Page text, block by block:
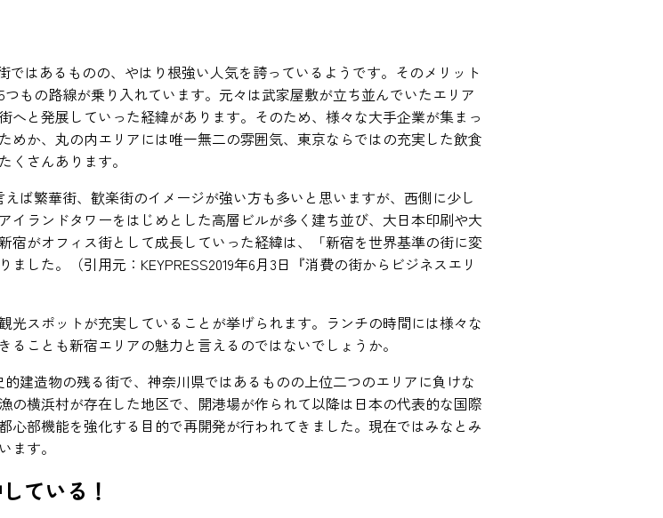
はあるものの、やはり根強い人気を誇っているようです。そのメリット
もの路線が乗り入れています。元々は武家屋敷が立ち並んでいたエリア
と発展していった経緯があります。そのため、様々な大手企業が集まっ
めか、丸の内エリアには唯一無二の雰囲気、東京ならではの充実した飲食
さんあります。
ば繁華街、歓楽街のイメージが強い方も多いと思いますが、西側に少し
ランドタワーをはじめとした高層ビルが多く建ち並び、大日本印刷や大
がオフィス街として成長していった経緯は、「新宿を世界基準の街に変
した。（引用元：KEYPRESS2019年6月3日『消費の街からビジネスエリ
光スポットが充実していることが挙げられます。ランチの時間には様々な
ことも新宿エリアの魅力と言えるのではないでしょうか。
建造物の残る街で、神奈川県ではあるものの上位二つのエリアに負けな
の横浜村が存在した地区で、開港場が作られて以降は日本の代表的な国際
部機能を強化する目的で再開発が行われてきました。現在ではみなとみ
ます。
ている！